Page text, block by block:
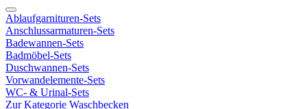
Ablaufgarnituren-Sets
Anschlussarmaturen-Sets
Badewannen-Sets
Badmöbel-Sets
Duschwannen-Sets
Vorwandelemente-Sets
WC- & Urinal-Sets
Zur Kategorie Waschbecken